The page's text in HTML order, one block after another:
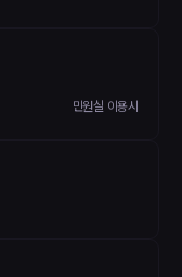
민원실 이용시